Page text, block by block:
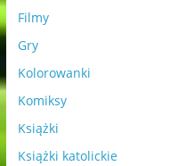
Filmy
Gry
Kolorowanki
Komiksy
Książki
Książki katolickie